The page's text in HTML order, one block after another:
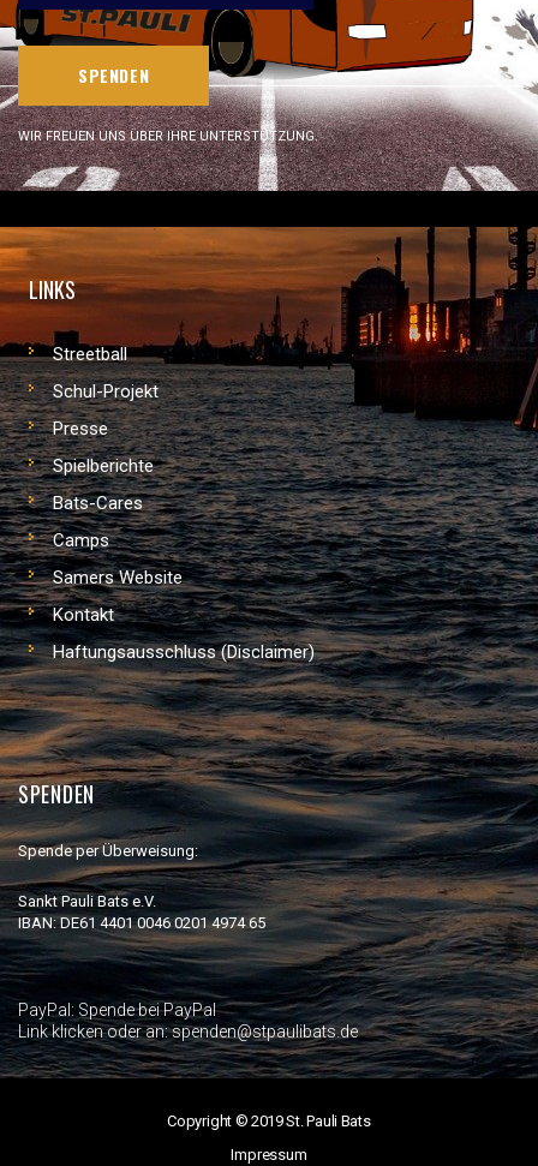
SPENDEN
WIR FREUEN UNS ÜBER IHRE UNTERSTÜTZUNG.
LINKS
Streetball
Schul-Projekt
Presse
Spielberichte
Bats-Cares
Camps
Samers Website
Kontakt
Haftungsausschluss (Disclaimer)
SPENDEN
Spende per Überweisung:
Sankt Pauli Bats e.V.
IBAN: DE61 4401 0046 0201 4974 65
PayPal: Spende bei PayPal
Link klicken oder an: spenden@stpaulibats.de
Copyright © 2019 St. Pauli Bats
Impressum